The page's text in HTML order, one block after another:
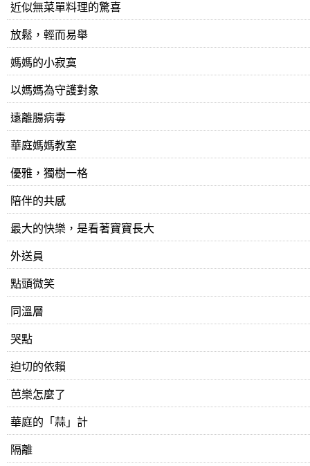
近似無菜單料理的驚喜
放鬆，輕而易舉
媽媽的小寂寞
以媽媽為守護對象
遠離腸病毒
​華庭媽媽教室
優雅，獨樹一格
陪伴的共感
最大的快樂，是看著寶寶長大
外送員
點頭微笑
同溫層
哭點
迫切的依賴
芭樂怎麼了
華庭的「蒜」計
隔離